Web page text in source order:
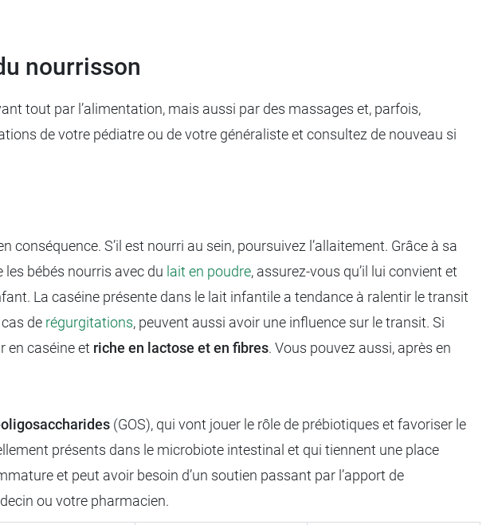
nourrisson
tout par l’alimentation, mais aussi par des massages et, parfois,
de votre pédiatre ou de votre généraliste et consultez de nouveau si
S’il est nourri au sein, poursuivez l’allaitement. Grâce à sa
bébés nourris avec du lait en poudre, assurez-vous qu’il lui convient et
La caséine présente dans le lait infantile a tendance à ralentir le transit
de régurgitations, peuvent aussi avoir une influence sur le transit. Si
en caséine et riche en lactose et en fibres. Vous pouvez aussi, après en
(GOS), qui vont jouer le rôle de prébiotiques et favoriser le
présents dans le microbiote intestinal et qui tiennent une place
et peut avoir besoin d’un soutien passant par l’apport de
ou votre pharmacien.